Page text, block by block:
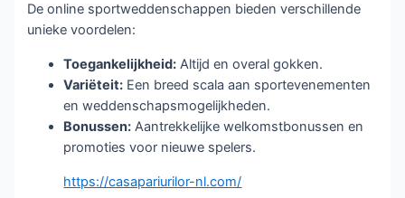
De online sportweddenschappen bieden verschillende
unieke voordelen:
Toegankelijkheid: Altijd en overal gokken.
Variëteit: Een breed scala aan sportevenementen
en weddenschapsmogelijkheden.
Bonussen: Aantrekkelijke welkomstbonussen en
promoties voor nieuwe spelers.
https://casapariurilor-nl.com/